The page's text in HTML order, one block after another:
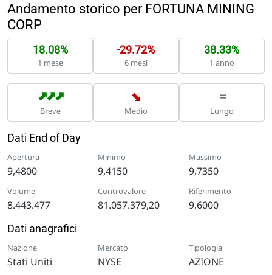
Andamento storico per FORTUNA MINING
CORP
18.08%
1 mese
-29.72%
6 mesi
38.33%
1 anno
➡
➡
➡
Breve
➡
Medio
=
Lungo
Dati End of Day
Apertura
9,4800
Minimo
9,4150
Massimo
9,7350
Volume
8.443.477
Controvalore
81.057.379,20
Riferimento
9,6000
Dati anagrafici
Nazione
Stati Uniti
Mercato
NYSE
Tipologia
AZIONE